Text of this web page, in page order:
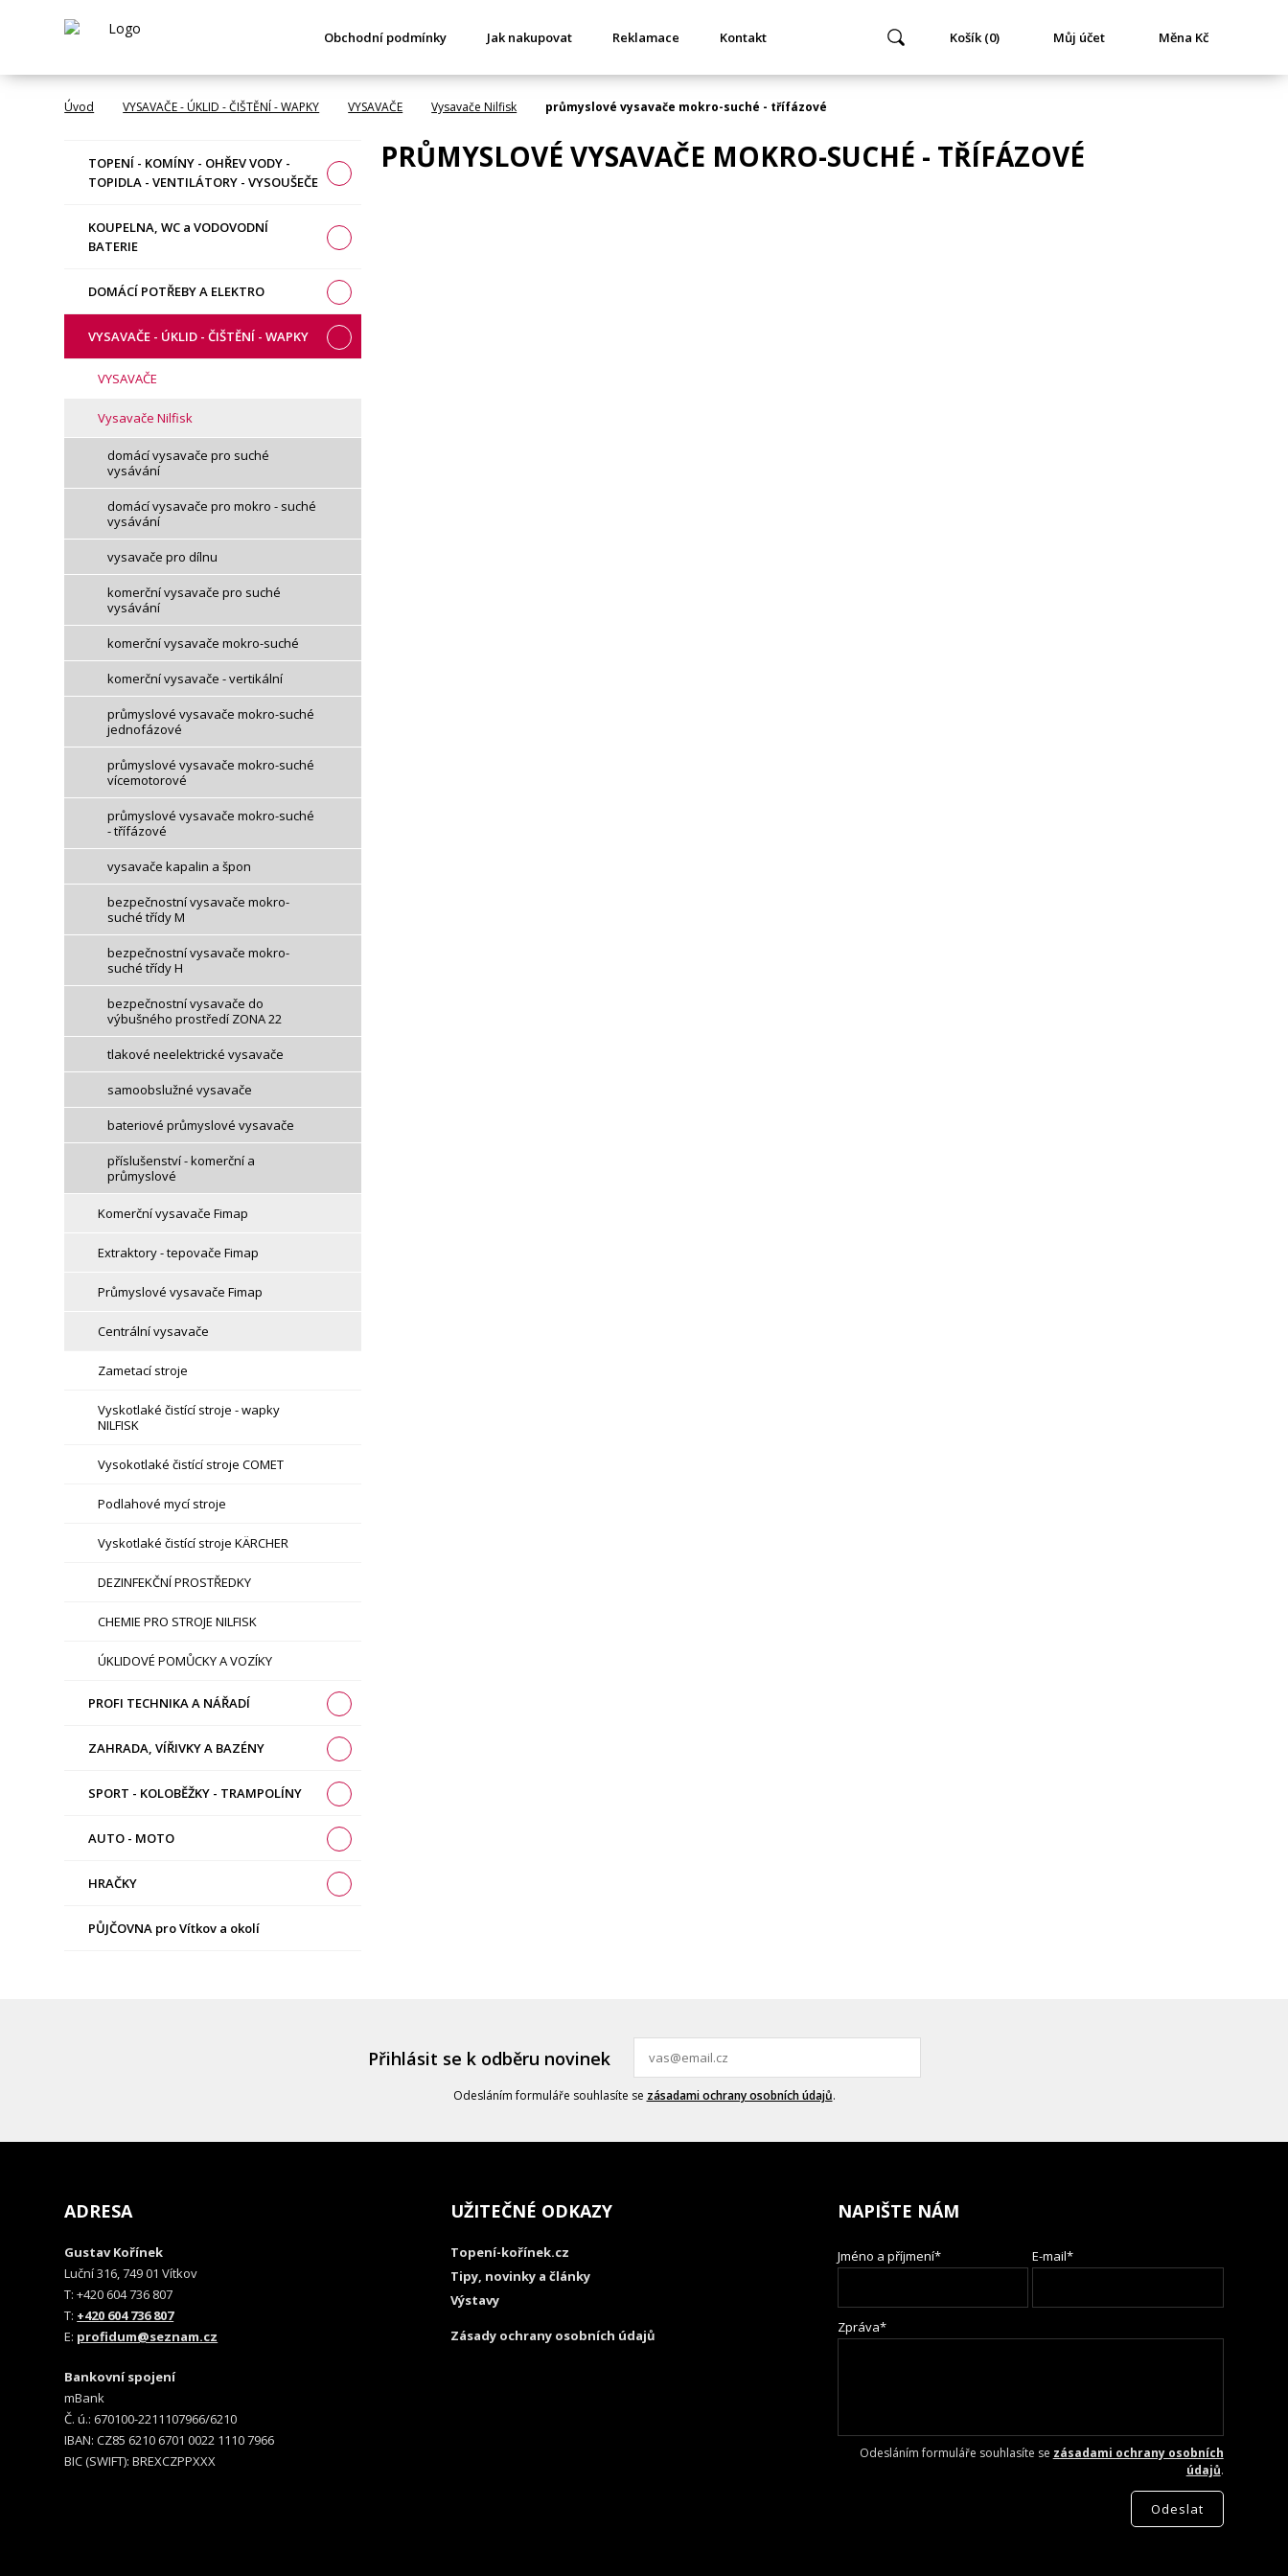
Obchodní podmínky Jak nakupovat Reklamace Kontakt Košík (0) Můj účet Měna Kč
Úvod VYSAVAČE - ÚKLID - ČIŠTĚNÍ - WAPKY VYSAVAČE Vysavače Nilfisk průmyslové vysavače mokro-suché - třífázové
TOPENÍ - KOMÍNY - OHŘEV VODY -
TOPIDLA - VENTILÁTORY - VYSOUŠEČE
KOUPELNA, WC a VODOVODNÍ
BATERIE
DOMÁCÍ POTŘEBY A ELEKTRO
VYSAVAČE - ÚKLID - ČIŠTĚNÍ - WAPKY
VYSAVAČE
Vysavače Nilfisk
domácí vysavače pro suché
vysávání
domácí vysavače pro mokro - suché
vysávání
vysavače pro dílnu
komerční vysavače pro suché
vysávání
komerční vysavače mokro-suché
komerční vysavače - vertikální
průmyslové vysavače mokro-suché
jednofázové
průmyslové vysavače mokro-suché
vícemotorové
průmyslové vysavače mokro-suché
- třífázové
vysavače kapalin a špon
bezpečnostní vysavače mokro-
suché třídy M
bezpečnostní vysavače mokro-
suché třídy H
bezpečnostní vysavače do
výbušného prostředí ZONA 22
tlakové neelektrické vysavače
samoobslužné vysavače
bateriové průmyslové vysavače
příslušenství - komerční a
průmyslové
Komerční vysavače Fimap
Extraktory - tepovače Fimap
Průmyslové vysavače Fimap
Centrální vysavače
Zametací stroje
Vyskotlaké čistící stroje - wapky
NILFISK
Vysokotlaké čistící stroje COMET
Podlahové mycí stroje
Vyskotlaké čistící stroje KÄRCHER
DEZINFEKČNÍ PROSTŘEDKY
CHEMIE PRO STROJE NILFISK
ÚKLIDOVÉ POMŮCKY A VOZÍKY
PROFI TECHNIKA A NÁŘADÍ
ZAHRADA, VÍŘIVKY A BAZÉNY
SPORT - KOLOBĚŽKY - TRAMPOLÍNY
AUTO - MOTO
HRAČKY
PŮJČOVNA pro Vítkov a okolí
PRŮMYSLOVÉ VYSAVAČE MOKRO-SUCHÉ - TŘÍFÁZOVÉ
Přihlásit se k odběru novinek
Odesláním formuláře souhlasíte se zásadami ochrany osobních údajů.
ADRESA
Gustav Kořínek
Luční 316, 749 01 Vítkov
T: +420 604 736 807
T: +420 604 736 807
E: profidum@seznam.cz
Bankovní spojení
mBank
Č. ú.: 670100-2211107966/6210
IBAN: CZ85 6210 6701 0022 1110 7966
BIC (SWIFT): BREXCZPPXXX
UŽITEČNÉ ODKAZY
Topení-kořínek.cz
Tipy, novinky a články
Výstavy
Zásady ochrany osobních údajů
NAPIŠTE NÁM
Jméno a příjmení* E-mail*
Zpráva*
Odesláním formuláře souhlasíte se zásadami ochrany osobních
údajů.
Odeslat